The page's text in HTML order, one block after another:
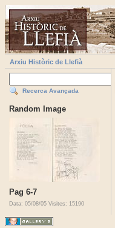
Arxiu Històric de Llefià
Recerca Avançada
Random Image
Pag 6-7
Data: 05/08/05 Visites: 15190